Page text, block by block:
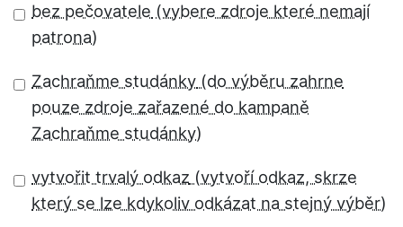
bez pečovatele
Zachraňme studánky
vytvořit trvalý odkaz